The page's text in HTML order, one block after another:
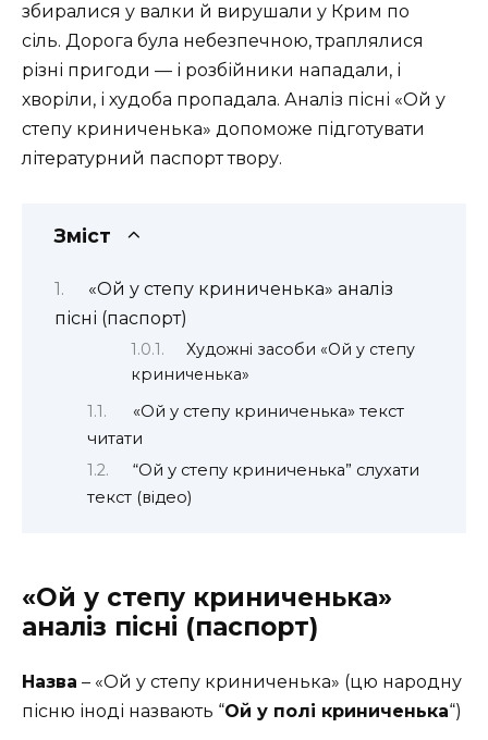
збиралися у валки й вирушали у Крим по
сіль. Дорога була небезпечною, траплялися
різні пригоди — і розбійники нападали, і
хворіли, і худоба пропадала. Аналіз пісні «Ой у
степу криниченька» допоможе підготувати
літературний паспорт твору.
Зміст
«Ой у степу криниченька» аналіз
пісні (паспорт)
Художні засоби «Ой у степу
криниченька»
«Ой у степу криниченька» текст
читати
“Ой у степу криниченька” слухати
текст (відео)
«Ой у степу криниченька»
аналіз пісні (паспорт)
Назва – «Ой у степу криниченька» (цю народну
пісню іноді назвають “Ой у полі криниченька“)